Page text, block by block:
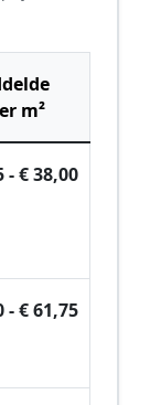
m²
- € 38,00
- € 61,75